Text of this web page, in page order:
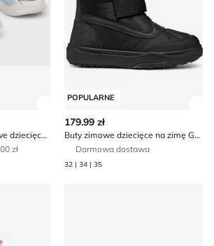
born2be - Buty sportowe dziecięce wiosenne
zł
POPULARNE
179.99 zł
Buty zimowe dziecięce na zimę Geox
Darmowa dostawa
32 | 34 | 35